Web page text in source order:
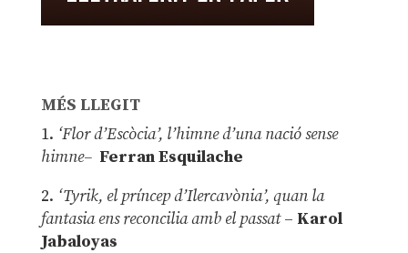
MÉS LLEGIT
1. ‘Flor d’Escòcia’, l’himne d’una nació sense
himne– Ferran Esquilache
2. ‘Tyrik, el príncep d’Ilercavònia’, quan la
fantasia ens reconcilia amb el passat– Karol
Jabaloyas